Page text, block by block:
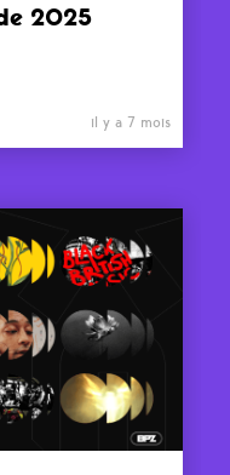
2025
il y a 7 mois